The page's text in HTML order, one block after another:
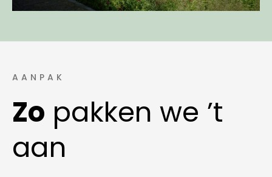
AANPAK
Zo pakken we ’t
aan